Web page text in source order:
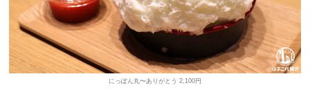
にっぽん丸〜ありがとう 2,100円